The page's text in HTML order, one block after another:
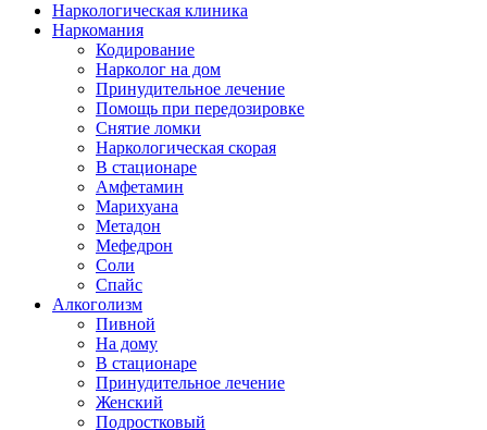
Наркологическая клиника
Наркомания
Кодирование
Нарколог на дом
Принудительное лечение
Помощь при передозировке
Снятие ломки
Наркологическая скорая
В стационаре
Амфетамин
Марихуана
Метадон
Мефедрон
Соли
Спайс
Алкоголизм
Пивной
На дому
В стационаре
Принудительное лечение
Женский
Подростковый